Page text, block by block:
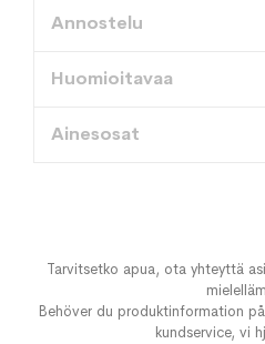
Annostelu
Huomioitavaa
Ainesosat
Tarvitsetko apua, ota yhteyttä
Behöver du produktinformation
kundservice, vi